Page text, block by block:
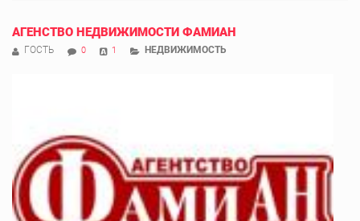
АГЕНСТВО НЕДВИЖИМОСТИ ФАМИАН
ГОСТЬ 0 1 НЕДВИЖИМОСТЬ